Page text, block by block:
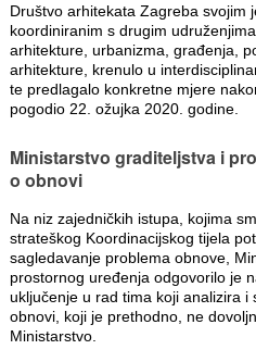
Društvo arhitekata Zagreba svojim
koordiniranim s drugim
arhitekture, urbanizma, građenja,
arhitekture, krenulo u
te predlagalo konkretne mjere
pogodio 22. ožujka 2020. godine.
Ministarstvo graditeljstva i
o obnovi
Na niz zajedničkih istupa, kojima
strateškog Koordinacijskog tijela
sagledavanje problema obnove,
prostornog uređenja odgovorilo je
uključenje u rad tima koji analizira
obnovi, koji je prethodno, ne
Ministarstvo.